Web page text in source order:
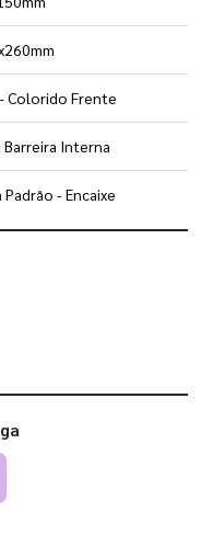
Colorido Frente
Barreira Interna
Padrão - Encaixe
os nossos gabaritos